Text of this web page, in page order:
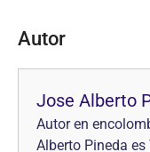
Autor
Jose Alberto
Autor en
Alberto Pineda es